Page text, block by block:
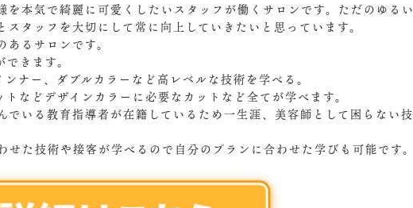
を本気で綺麗に可愛くしたいスタッフが働くサロンです。ただのゆるい
タッフを大切にして常に向上していきたいと思っています。
るサロンです。
きます。
ナー、ダブルカラーなど高レベルな技術を学べる。
などデザインカラーに必要なカットなど全てが学べます。
でいる教育指導者が在籍しているため一生涯、美容師として困らない技
た技術や接客が学べるので自分のプランに合わせた学びも可能です。